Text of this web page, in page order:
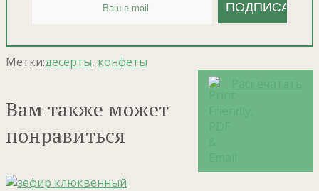
Метки:десерты, конфеты
Вам также может
понравиться